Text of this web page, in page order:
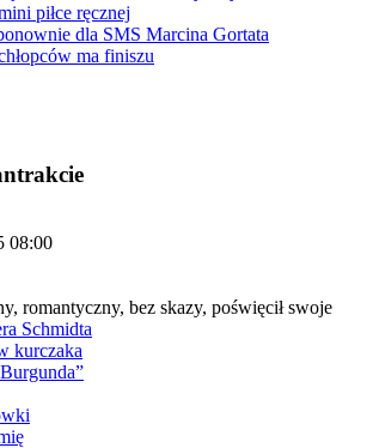
piłce ręcznej
dla SMS Marcina Gortata
ma finiszu
08:00
romantyczny, bez skazy, poświęcił swoje
Schmidta
kurczaka